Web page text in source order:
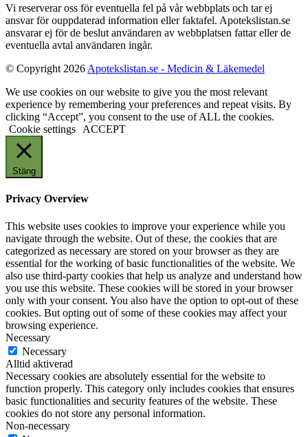
Vi reserverar oss för eventuella fel på vår webbplats och tar ej
ansvar för ouppdaterad information eller faktafel. Apotekslistan.se
ansvarar ej för de beslut användaren av webbplatsen fattar eller de
eventuella avtal användaren ingår.
© Copyright 2026 Apotekslistan.se - Medicin & Läkemedel
We use cookies on our website to give you the most relevant
experience by remembering your preferences and repeat visits. By
clicking “Accept”, you consent to the use of ALL the cookies.
Cookie settings
ACCEPT
Stäng
Privacy Overview
This website uses cookies to improve your experience while you
navigate through the website. Out of these, the cookies that are
categorized as necessary are stored on your browser as they are
essential for the working of basic functionalities of the website. We
also use third-party cookies that help us analyze and understand how
you use this website. These cookies will be stored in your browser
only with your consent. You also have the option to opt-out of these
cookies. But opting out of some of these cookies may affect your
browsing experience.
Necessary
Necessary
Alltid aktiverad
Necessary cookies are absolutely essential for the website to
function properly. This category only includes cookies that ensures
basic functionalities and security features of the website. These
cookies do not store any personal information.
Non-necessary